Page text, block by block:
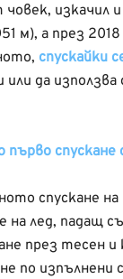
изкачил и
м), а през
спускайки
или да
първо
спускане на
на лед, падащ
през тесен и
по изпълнени